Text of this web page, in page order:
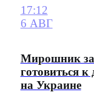
17:12
6 АВГ
Мирошник
готовиться
на Украине